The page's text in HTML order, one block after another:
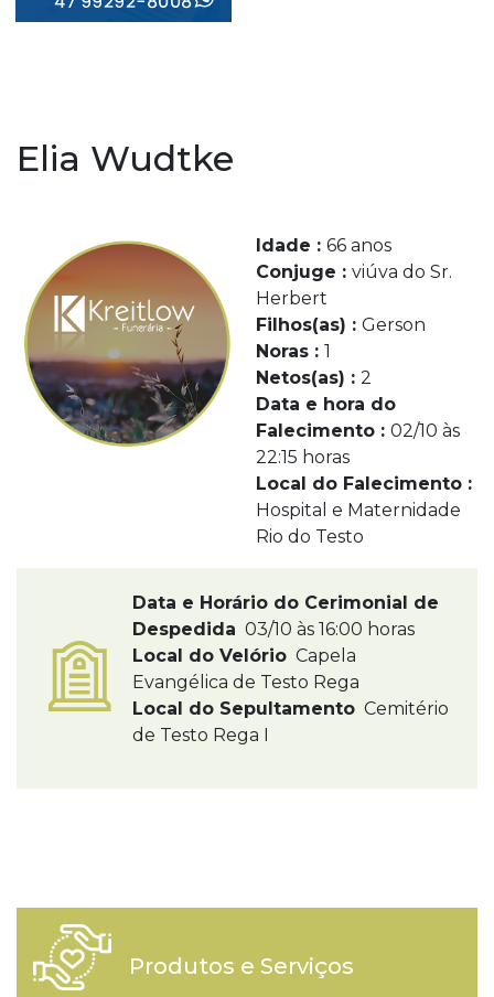
Elia Wudtke
Idade : 66 anos
Conjuge : viúva do Sr.
Herbert
Filhos(as) : Gerson
Noras : 1
Netos(as) : 2
Data e hora do
Falecimento : 02/10 às
22:15 horas
Local do Falecimento :
Hospital e Maternidade
Rio do Testo
Data e Horário do Cerimonial de
Despedida 03/10 às 16:00 horas
Local do Velório Capela
Evangélica de Testo Rega
Local do Sepultamento Cemitério
de Testo Rega I
Produtos e Serviços